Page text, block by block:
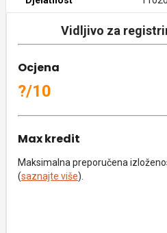
Vidljivo za
Ocjena
?/10
Max kredit
Maksimalna preporučena
(saznajte više).